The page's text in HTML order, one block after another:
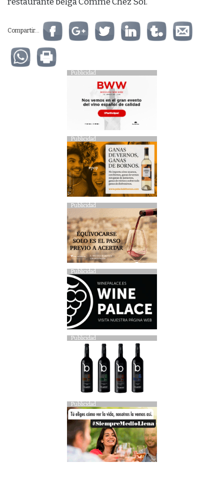
Compartir...
Publicidad
Publicidad
Publicidad
Publicidad
Publicidad
Publicidad